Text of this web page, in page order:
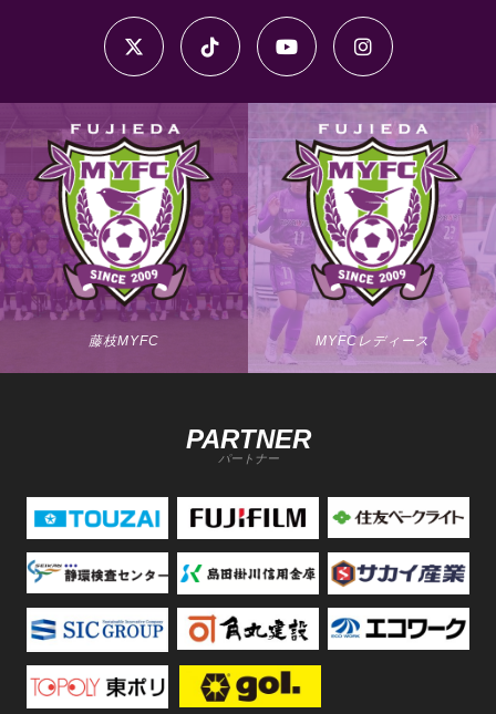
藤枝MYFC MYFCレディース
PARTNER
パートナー